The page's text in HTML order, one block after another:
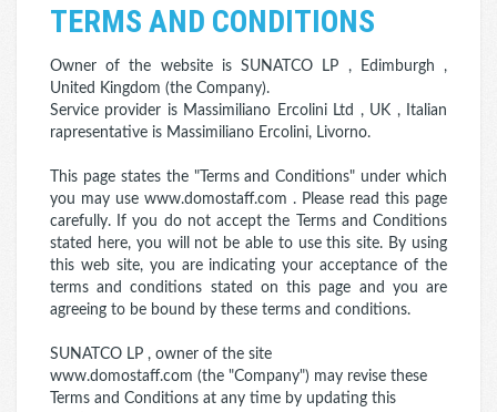
TERMS AND CONDITIONS
Owner of the website is SUNATCO LP , Edimburgh ,
United Kingdom (the Company).
Service provider is Massimiliano Ercolini Ltd , UK , Italian
rapresentative is Massimiliano Ercolini, Livorno.
This page states the "Terms and Conditions" under which
you may use www.domostaff.com . Please read this page
carefully. If you do not accept the Terms and Conditions
stated here, you will not be able to use this site. By using
this web site, you are indicating your acceptance of the
terms and conditions stated on this page and you are
agreeing to be bound by these terms and conditions.
SUNATCO LP , owner of the site
www.domostaff.com (the "Company") may revise these
Terms and Conditions at any time by updating this